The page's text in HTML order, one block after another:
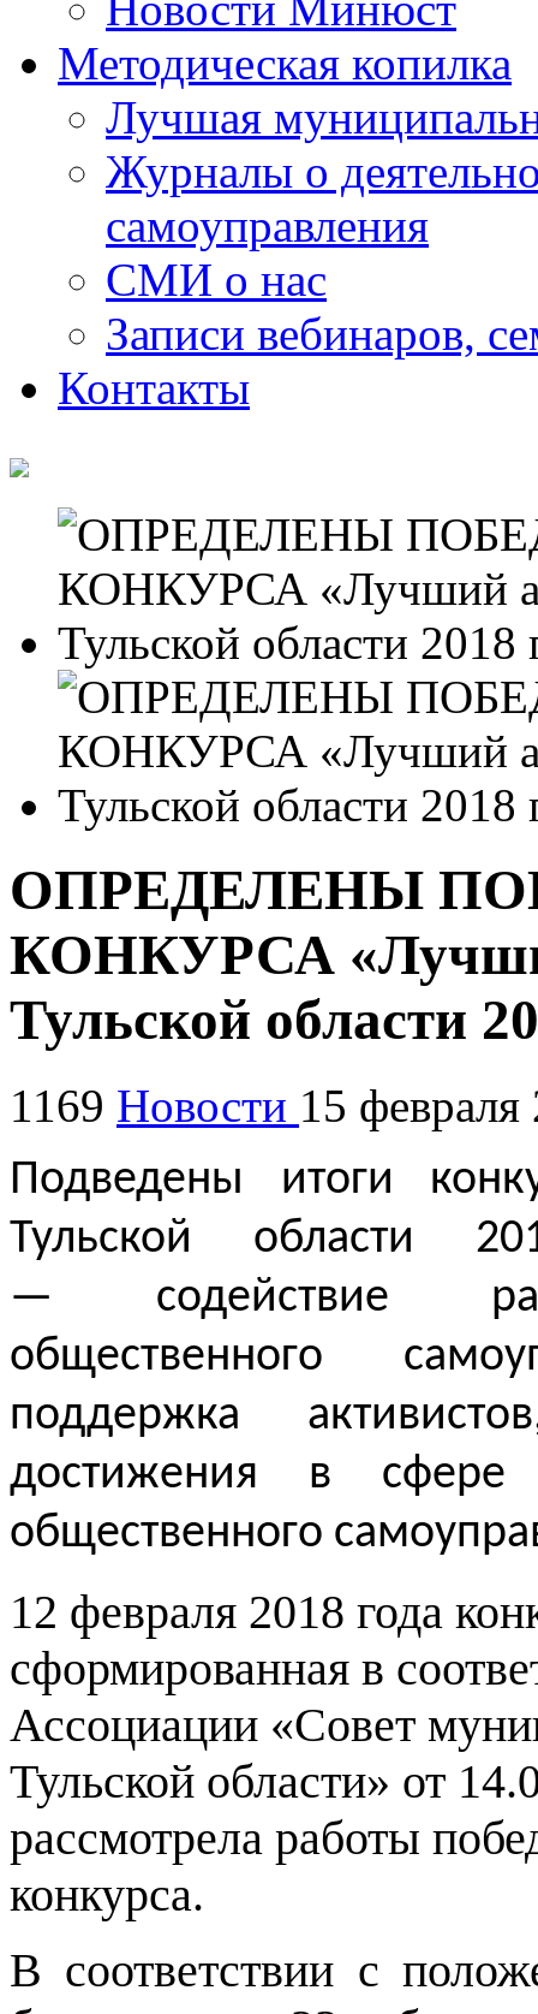
Методическая копилка
Лучшая
Журналы о
самоуправления
СМИ о нас
Записи вебинаров,
Контакты
ОПРЕДЕЛЕНЫ
КОНКУРСА
Тульской области
1169 Новости 15 февраля
Подведены итоги
Тульской области
— содействие
общественного
поддержка
достижения в сфере
общественного
12 февраля 2018 года
сформированная в
Ассоциации «Совет
Тульской области» от
рассмотрела работы
конкурса.
В соответствии с